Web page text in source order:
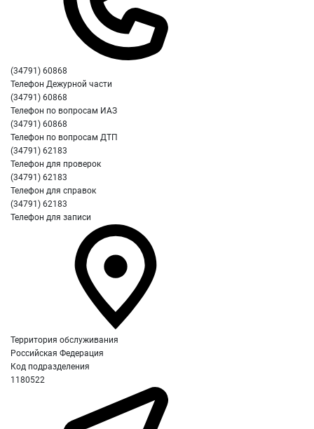
(34791) 60868
Телефон Дежурной части
(34791) 60868
Телефон по вопросам ИАЗ
(34791) 60868
Телефон по вопросам ДТП
(34791) 62183
Телефон для проверок
(34791) 62183
Телефон для справок
(34791) 62183
Телефон для записи
Территория обслуживания
Российская Федерация
Код подразделения
1180522